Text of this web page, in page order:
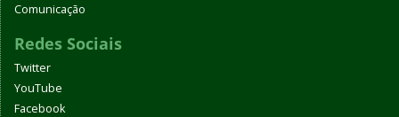
Comunicação
Redes Sociais
Twitter
YouTube
Facebook